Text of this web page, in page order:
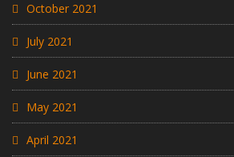
October 2021
July 2021
June 2021
May 2021
April 2021